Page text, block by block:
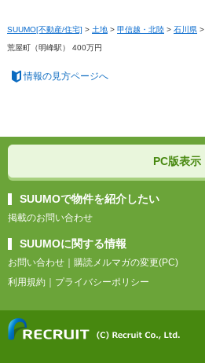
SUUMO[不動産/住宅] > 土地 > 甲信越・北陸 > 石川県 >
荒屋町（明峰駅） 400万円
情報の見方ページへ
PC版表示
SUUMOで物件を紹介したい
掲載のお問い合わせ
SUUMOに関する情報
お問い合わせ
購読メルマガの変更(PC)
利用規約
プライバシーポリシー